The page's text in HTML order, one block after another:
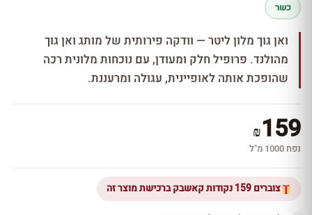
כשר
ואן גוך מלון ליטר — וודקה פירותית של מותג ואן גוך
מהולנד. פרופיל חלק ומעודן, עם נוכחות מלונית רכה
שהופכת אותה לאופיינית, עגולה ומרעננת.
₪159
נפח 1000 מ''ל
צוברים 159 נקודות קאשבק ברכישת מוצר זה